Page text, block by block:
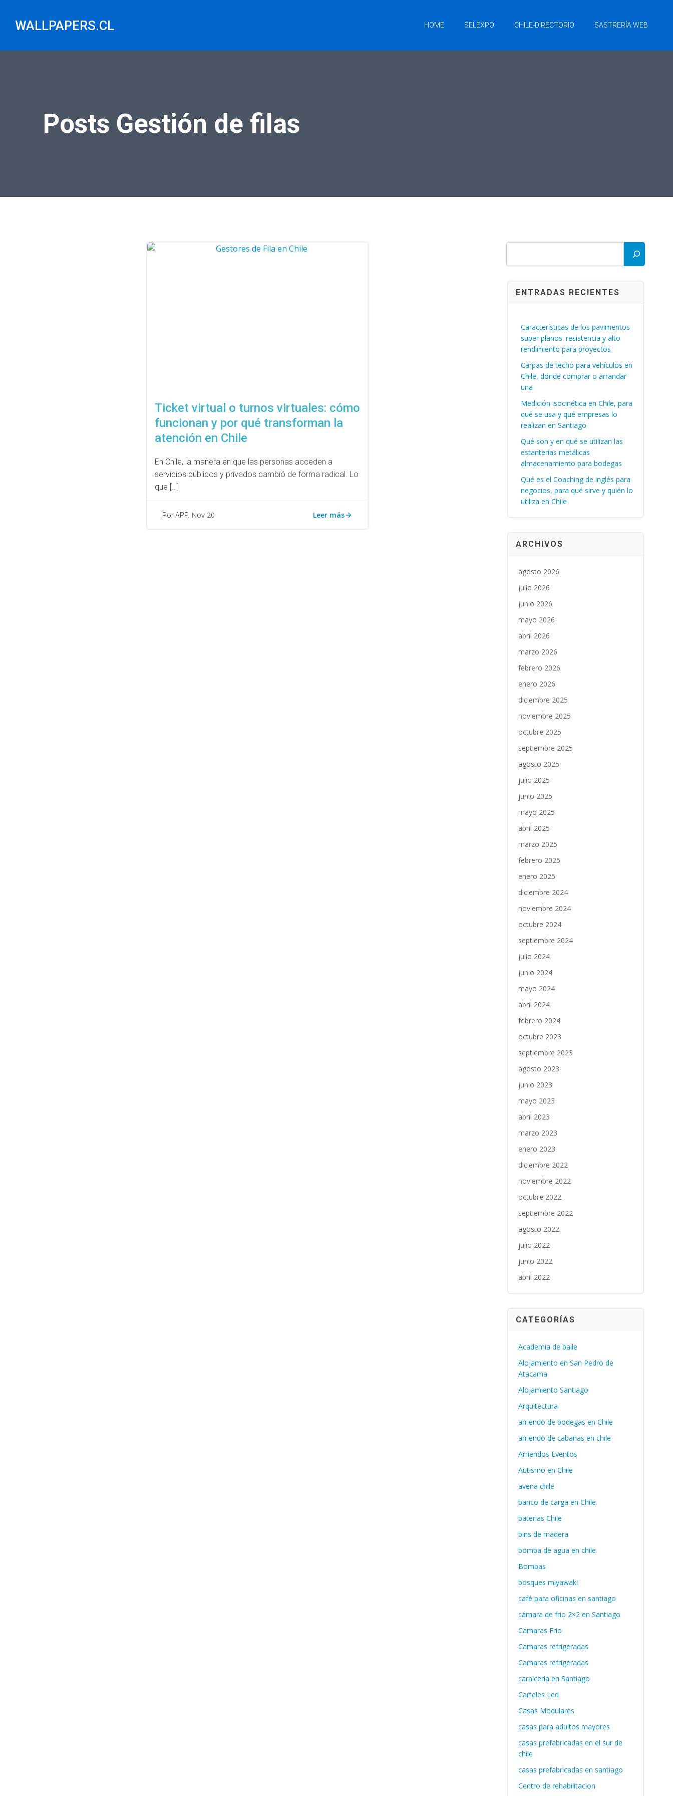
contenido
WALLPAPERS.CL HOME SELEXPO CHILE-DIRECTORIO SASTRERÍA WEB
Posts Gestión de filas
Ticket virtual o turnos virtuales: cómo
funcionan y por qué transforman la
atención en Chile
En Chile, la manera en que las personas acceden a
servicios públicos y privados cambió de forma radical. Lo
que […]
Por APP. Nov 20 Leer más
ENTRADAS RECIENTES
Características de los pavimentos
super planos: resistencia y alto
rendimiento para proyectos
Carpas de techo para vehículos en
Chile, dónde comprar o arrandar
una
Medición isocinética en Chile, para
qué se usa y qué empresas lo
realizan en Santiago
Qué son y en qué se utilizan las
estanterías metálicas
almacenamiento para bodegas
Qué es el Coaching de inglés para
negocios, para qué sirve y quién lo
utiliza en Chile
ARCHIVOS
agosto 2026
julio 2026
junio 2026
mayo 2026
abril 2026
marzo 2026
febrero 2026
enero 2026
diciembre 2025
noviembre 2025
octubre 2025
septiembre 2025
agosto 2025
julio 2025
junio 2025
mayo 2025
abril 2025
marzo 2025
febrero 2025
enero 2025
diciembre 2024
noviembre 2024
octubre 2024
septiembre 2024
julio 2024
junio 2024
mayo 2024
abril 2024
febrero 2024
octubre 2023
septiembre 2023
agosto 2023
junio 2023
mayo 2023
abril 2023
marzo 2023
enero 2023
diciembre 2022
noviembre 2022
octubre 2022
septiembre 2022
agosto 2022
julio 2022
junio 2022
abril 2022
CATEGORÍAS
Academia de baile
Alojamiento en San Pedro de
Atacama
Alojamiento Santiago
Arquitectura
arriendo de bodegas en Chile
arriendo de cabañas en chile
Arriendos Eventos
Autismo en Chile
avena chile
banco de carga en Chile
baterias Chile
bins de madera
bomba de agua en chile
Bombas
bosques miyawaki
café para oficinas en santiago
cámara de frío 2×2 en Santiago
Cámaras Frio
Cámaras refrigeradas
Camaras refrigeradas
carnicería en Santiago
Carteles Led
Casas Modulares
casas para adultos mayores
casas prefabricadas en el sur de
chile
casas prefabricadas en santiago
Centro de rehabilitacion